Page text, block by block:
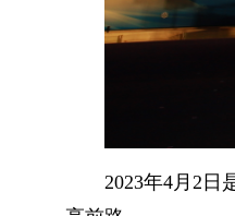
2023年4月2日